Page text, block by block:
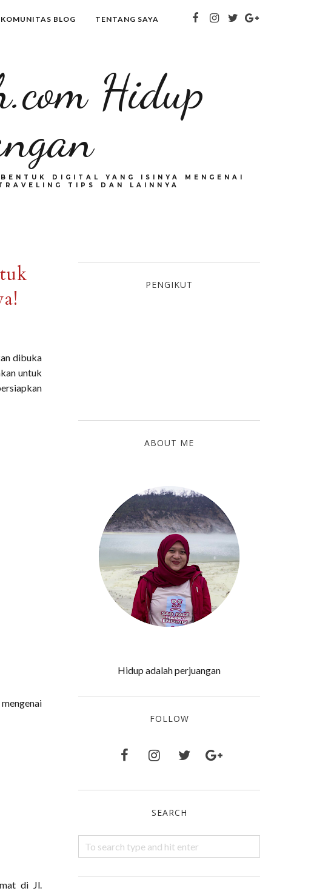
KOMUNITAS BLOG TENTANG SAYA
Hidup
DIGITAL YANG ISINYA MENGENAI
TIPS DAN LAINNYA
dibuka
untuk
di Jl.
PENGIKUT
ABOUT ME
Hidup adalah perjuangan
FOLLOW
SEARCH